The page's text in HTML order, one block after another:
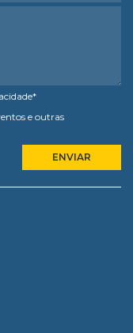
*
e outras